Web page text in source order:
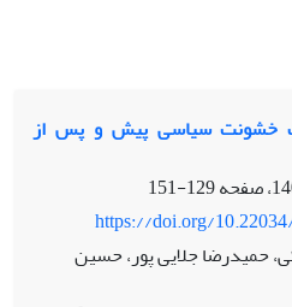
خشونت سیاسی پیش و پس از
129-151
https://doi.org/
حمیدرضا جلایی پور، حسین